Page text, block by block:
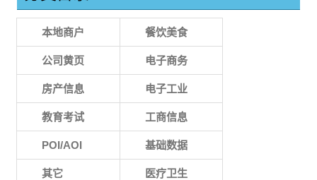
本地商户 餐饮美食
公司黄页 电子商务
房产信息 电子工业
教育考试 工商信息
POI/AOI 基础数据
其它 医疗卫生